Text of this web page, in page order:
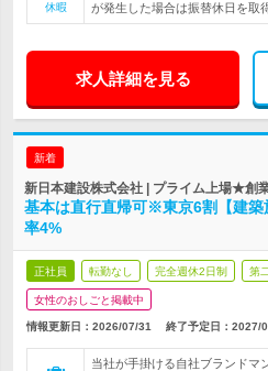
休暇
が発生した場合は振替休日を取
求人詳細を見る
新着
新日本建設株式会社 | プライム上場★創
基本は直行直帰可※東京6割【建
率4%
正社員 転勤なし 完全週休2日制 第
女性のおしごと掲載中
情報更新日：2026/07/31 終了予定日： 2027/
当社が手掛ける自社ブランドマ